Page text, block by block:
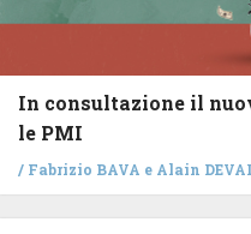
In consultazione il
le PMI
/ Fabrizio BAVA e Alain